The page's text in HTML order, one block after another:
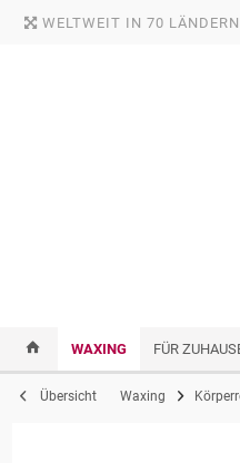
WELTWEIT IN 70
WAXING FÜR
Übersicht Waxing